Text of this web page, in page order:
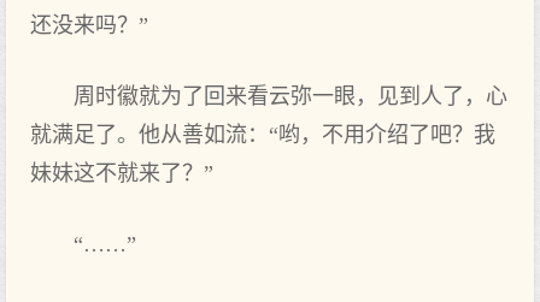
还没来吗？”
周时徽就为了回来看云弥一眼，见到人了，心
就满足了。他从善如流：“哟，不用介绍了吧？我
妹妹这不就来了？”
“……”